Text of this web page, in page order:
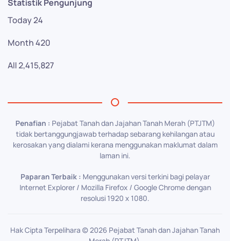
Statistik Pengunjung
Today24
Month420
All2,415,827
Penafian : Pejabat Tanah dan Jajahan Tanah Merah (PTJTM)
tidak bertanggungjawab terhadap sebarang kehilangan atau
kerosakan yang dialami kerana menggunakan maklumat dalam
laman ini.
Paparan Terbaik : Menggunakan versi terkini bagi pelayar
Internet Explorer / Mozilla Firefox / Google Chrome dengan
resolusi 1920 x 1080.
Hak Cipta Terpelihara ©2026 Pejabat Tanah dan Jajahan Tanah